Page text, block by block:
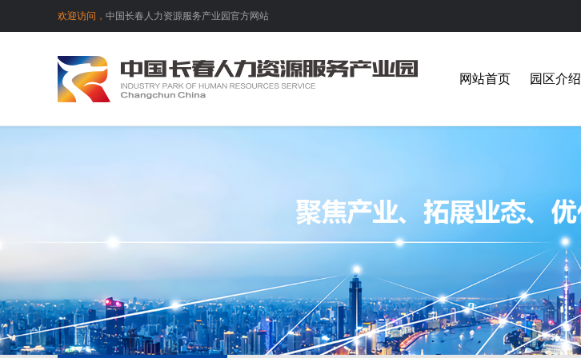
欢迎访问， 中国长春人力资源服务产业园官方网站
网站首页 园区介绍